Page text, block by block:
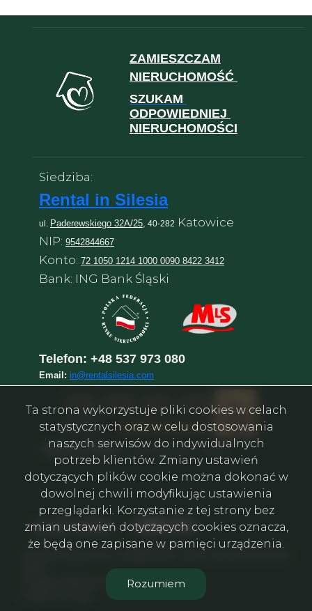
ZAMIESZCZAM
NIERUCHOMOŚĆ
SZUKAM
ODPOWIEDNIEJ
NIERUCHOMOŚCI
Siedziba:
Rental in Silesia
ul. Paderewskiego 32A/25, 40-282 Katowice
NIP: 9542844667
Konto: 72 1050 1214 1000 0090 8422 3412
Bank: ING Bank Śląski
Telefon: +48 537 973 080
Email: in@rentalsilesia.com
Rental in Silesia – Агентство нерухомості у Катовіце
social media Facebook
Facebook
Facebook
Facebook
Facebook
Facebook
Program dla biur nieruchomości
Ta strona wykorzystuje pliki cookies w celach
statystycznych oraz w celu dostosowania
naszych serwisów do indywidualnych
potrzeb klientów. Zmiany ustawień
dotyczących plików cookie można dokonać w
dowolnej chwili modyfikując ustawienia
przeglądarki. Korzystanie z tej strony bez
zmian ustawień dotyczących cookies oznacza,
że będą one zapisane w pamięci urządzenia.
Rozumiem